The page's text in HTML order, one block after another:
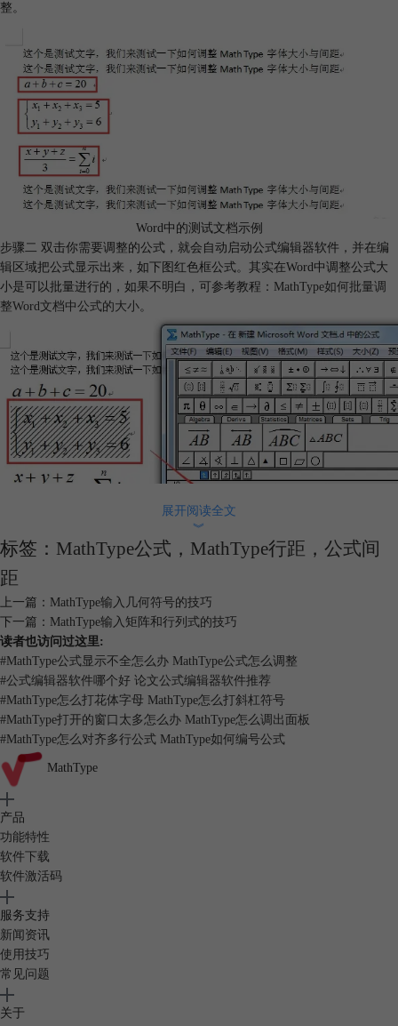
整。
Word中的测试文档示例
步骤二 双击你需要调整的公式，就会自动启动公式编辑器软件，并在编
辑区域把公式显示出来，如下图红色框公式。其实在Word中调整公式大
小是可以批量进行的，如果不明白，可参考教程： MathType如何批量调
整Word文档中公式的大小。
步骤三 点击菜单栏中格式（format）菜单，选择最后一项“定义间
距”（Define Spacing），如下图所示。
展开阅读全文
︾
标签： MathType公式 ， MathType行距 ， 公式间
距
上一篇： MathType输入几何符号的技巧
下一篇： MathType输入矩阵和行列式的技巧
读者也访问过这里:
#MathType公式显示不全怎么办 MathType公式怎么调整
#公式编辑器软件哪个好 论文公式编辑器软件推荐
#MathType怎么打花体字母 MathType怎么打斜杠符号
#MathType打开的窗口太多怎么办 MathType怎么调出面板
#MathType怎么对齐多行公式 MathType如何编号公式
MathType
产品
功能特性
软件下载
软件激活码
服务支持
新闻资讯
使用技巧
常见问题
关于